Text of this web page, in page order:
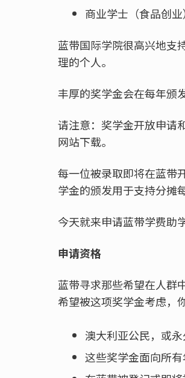
商业学士（食品创业
蓝带国际学院很高兴地支
理的个人。
丰厚的奖学金会在每年颁
请注意：奖学金开放申请
网站下载。
每一位被录取即将在蓝带
学金的颁发用于支持分摊
今天就来申请蓝带学费助
申请资格
蓝带寻求那些希望在人群
希望被这项奖学金考虑，
澳大利亚公民，或
这些奖学金面向所